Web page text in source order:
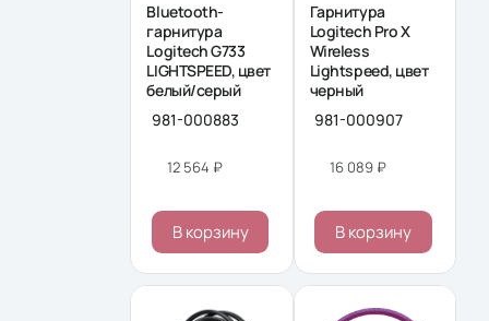
Bluetooth-
гарнитура
Logitech G733
LIGHTSPEED, цвет
белый/серый
981-000883
12 564 ₽
В корзину
Гарнитура
Logitech Pro X
Wireless
Lightspeed, цвет
черный
981-000907
16 089 ₽
В корзину